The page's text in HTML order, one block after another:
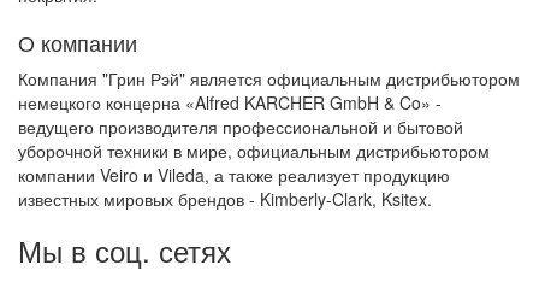
О компании
Компания "Грин Рэй" является официальным дистрибьютором
немецкого концерна «Alfred KARCHER GmbH & Co» -
ведущего производителя профессиональной и бытовой
уборочной техники в мире, официальным дистрибьютором
компании Veiro и Vileda, а также реализует продукцию
известных мировых брендов - Kimberly-Clark, Ksitex.
Мы в соц. сетях